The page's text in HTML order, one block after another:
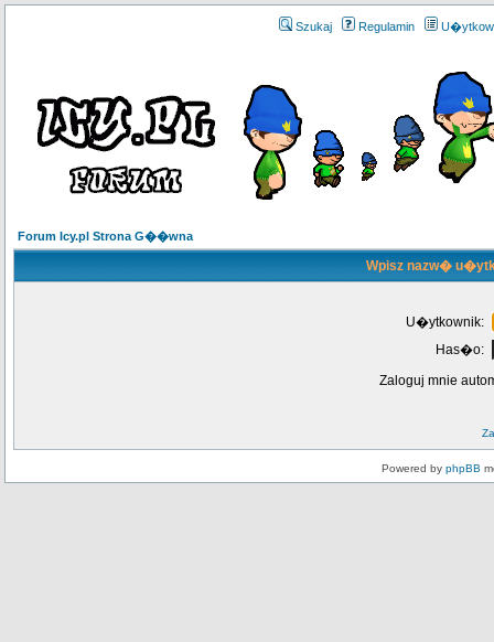
Szukaj Regulamin
Forum Icy.pl Strona G��wna
Wpisz nazw�
U�ytkownik:
Has�o:
Zaloguj mnie
Powered by phpBB